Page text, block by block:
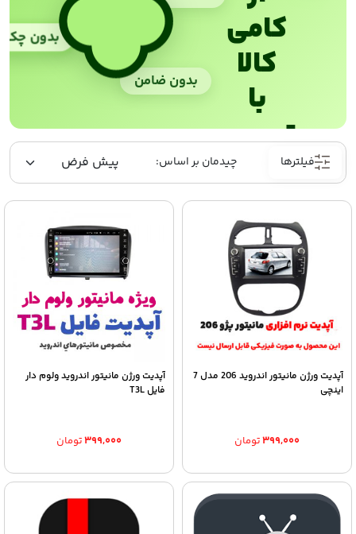
کامی
کالا
با
ترب‌پی
بدون چک
بدون ضامن
فیلترها
آپدیت ورژن مانیتور اندروید 206 مدل 7
اینچی
۳۹۹,۰۰۰تومان
آپدیت ورژن مانیتور اندروید ولوم دار
فایل T3L
۳۹۹,۰۰۰تومان